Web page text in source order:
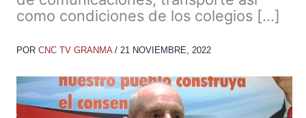
como condiciones de los colegios […]
POR CNC TV GRANMA / 21 NOVIEMBRE, 2022